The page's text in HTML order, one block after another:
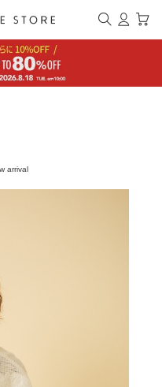
arrival